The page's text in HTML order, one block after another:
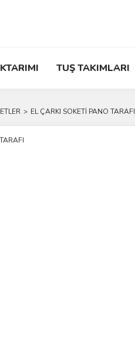
TUŞ TAKIMLARI
EL ÇARKI SOKETİ PANO TARAFI